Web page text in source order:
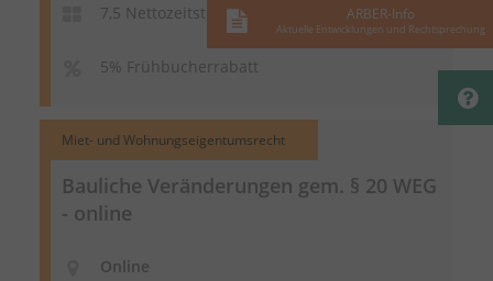
7,5 Nettozeitstunden
5% Frühbucherrabatt
Miet- und Wohnungseigentumsrecht
Bauliche Veränderungen gem. § 20 WEG
- online
Online
ARBER-Info
Aktuelle Entwicklungen und Rechtsprechung